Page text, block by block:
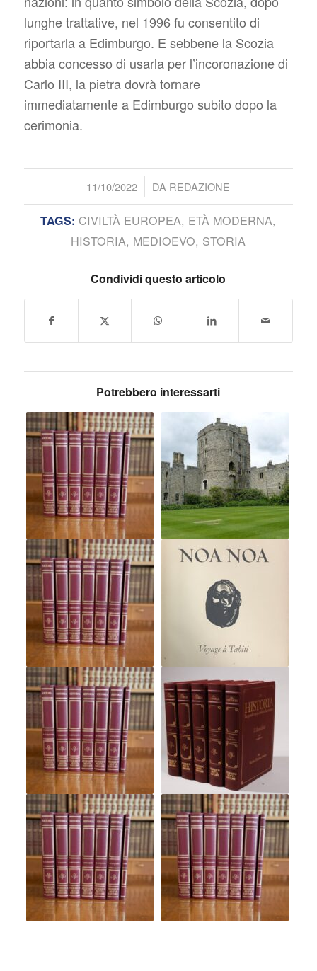
lunghe trattative, nel 1996 fu consentito di
riportarla a Edimburgo. E sebbene la Scozia
abbia concesso di usarla per l’incoronazione di
Carlo III, la pietra dovrà tornare
immediatamente a Edimburgo subito dopo la
cerimonia.
11/10/2022
/ DA REDAZIONE
TAGS: CIVILTÀ EUROPEA, ETÀ MODERNA,
HISTORIA, MEDIOEVO, STORIA
Condividi questo articolo
Potrebbero interessarti